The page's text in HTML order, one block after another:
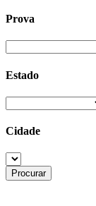
Prova
Estado
Cidade